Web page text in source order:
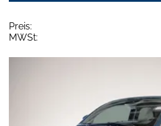
Preis:
MWSt: